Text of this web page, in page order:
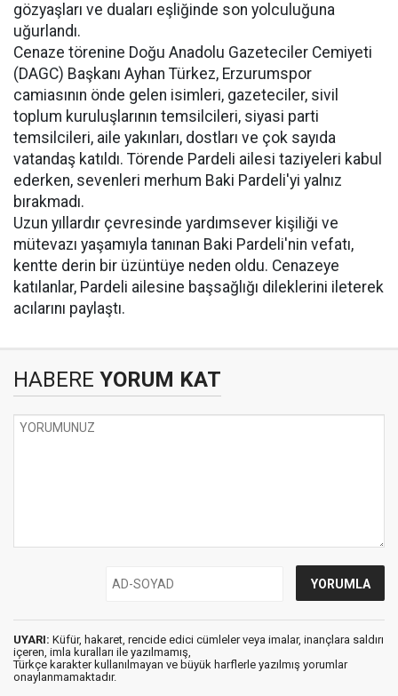
gözyaşları ve duaları eşliğinde son yolculuğuna
uğurlandı.
Cenaze törenine Doğu Anadolu Gazeteciler Cemiyeti
(DAGC) Başkanı Ayhan Türkez, Erzurumspor
camiasının önde gelen isimleri, gazeteciler, sivil
toplum kuruluşlarının temsilcileri, siyasi parti
temsilcileri, aile yakınları, dostları ve çok sayıda
vatandaş katıldı. Törende Pardeli ailesi taziyeleri kabul
ederken, sevenleri merhum Baki Pardeli'yi yalnız
bırakmadı.
Uzun yıllardır çevresinde yardımsever kişiliği ve
mütevazı yaşamıyla tanınan Baki Pardeli'nin vefatı,
kentte derin bir üzüntüye neden oldu. Cenazeye
katılanlar, Pardeli ailesine başsağlığı dileklerini ileterek
acılarını paylaştı.
HABERE YORUM KAT
UYARI: Küfür, hakaret, rencide edici cümleler veya imalar, inançlara saldırı
içeren, imla kuralları ile yazılmamış,
Türkçe karakter kullanılmayan ve büyük harflerle yazılmış yorumlar
onaylanmamaktadır.